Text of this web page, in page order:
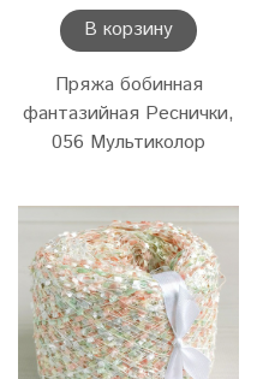
В корзину
Пряжа бобинная
фантазийная Реснички,
056 Мультиколор